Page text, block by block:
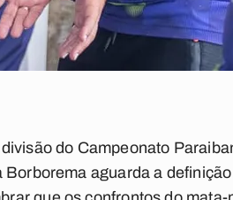
do Campeonato
aguarda a